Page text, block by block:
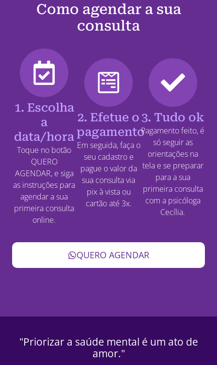
Como agendar a sua
consulta
1. Escolha
a
data/hora
Toque no botão
QUERO
AGENDAR, e siga
as instruções para
agendar a sua
primeira consulta
online.
2. Efetue o
pagamento
Em seguida, faça o
seu cadastro e
pague o valor da
sua consulta via
pix à vista ou
cartão até 3x.
3. Tudo ok
Pagamento feito, é
só seguir as
orientações na
tela e se preparar
para a sua
primeira consulta
com a psicóloga
Cecília.
QUERO AGENDAR
"Priorizar a saúde mental é um ato de
amor."